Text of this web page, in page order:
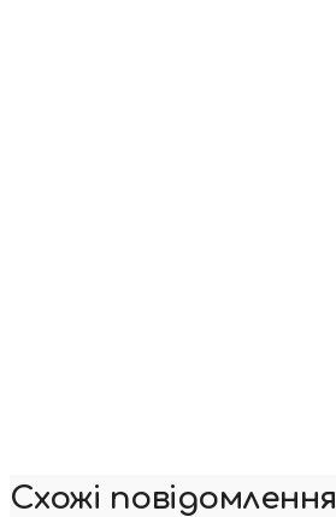
Схожі повідомлення